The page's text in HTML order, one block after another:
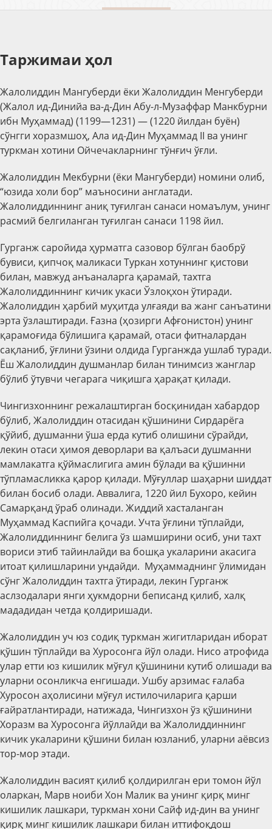
Таржимаи ҳол
Жалолиддин Мангуберди ёки Жалолиддин Менгуберди
(Жалол ид-Динийа ва-д-Дин Абу-л-Музаффар Манкбурни
ибн Муҳаммад) (1199—1231) — (1220 йилдан буён)
сўнгги хоразмшоҳ, Ала ид-Дин Муҳаммад II ва унинг
туркман хотини Ойчечакларнинг тўнғич ўғли.
Жалолиддин Мекбурни (ёки Мангуберди) номини олиб,
“юзида холи бор” маъносини англатади.
Жалолиддиннинг аниқ туғилган санаси номаълум, унинг
расмий белгиланган туғилган санаси 1198 йил.
Гурганж саройида ҳурматга сазовор бўлган баобрў
бувиси, қипчоқ маликаси Туркан хотуннинг қистови
билан, мавжуд анъаналарга қарамай, тахтга
Жалолиддиннинг кичик укаси Ўзлоқхон ўтиради.
Жалолиддин ҳарбий муҳитда улғаяди ва жанг санъатини
эрта ўзлаштиради. Ғазна (ҳозирги Афғонистон) унинг
қарамоғида бўлишига қарамай, отаси фитналардан
сақланиб, ўғлини ўзини олдида Гурганжда ушлаб туради.
Ёш Жалолиддин душманлар билан тинимсиз жанглар
бўлиб ўтувчи чегарага чиқишга ҳарақат қилади.
Чингизхоннинг режалаштирган босқинидан хабардор
бўлиб, Жалолиддин отасидан қўшинини Сирдарёга
қўйиб, душманни ўша ерда кутиб олишини сўрайди,
лекин отаси ҳимоя деворлари ва қалъаси душманни
мамлакатга қўймаслигига амин бўлади ва қўшинни
тўпламасликка қарор қилади. Мўғуллар шаҳарни шиддат
билан босиб олади. Аввалига, 1220 йил Бухоро, кейин
Самарқанд ўраб олинади. Жиддий хасталанган
Муҳаммад Каспийга қочади. Учта ўғлини тўплайди,
Жалолиддиннинг белига ўз шамширини осиб, уни тахт
вориси этиб тайинлайди ва бошқа укаларини акасига
итоат қилишларини ундайди. Муҳаммаднинг ўлимидан
сўнг Жалолиддин тахтга ўтиради, лекин Гурганж
аслзодалари янги ҳукмдорни беписанд қилиб, халқ
мададидан четда қолдиришади.
Жалолиддин уч юз содиқ туркман жигитларидан иборат
қўшин тўплайди ва Хуросонга йўл олади. Нисо атрофида
улар етти юз кишилик мўғул қўшинини кутиб олишади ва
уларни осонликча енгишади. Ушбу арзимас ғалаба
Хуросон аҳолисини мўғул истилочиларига қарши
ғайратлантиради, натижада, Чингизхон ўз қўшинини
Хоразм ва Хуросонга йўллайди ва Жалолиддиннинг
кичик укаларини қўшини билан юзланиб, уларни аёвсиз
тор-мор этади.
Жалолиддин васият қилиб қолдирилган ери томон йўл
оларкан, Марв ноиби Хон Малик ва унинг қирқ минг
кишилик лашкари, туркман хони Сайф ид-дин ва унинг
қирқ минг кишилик лашкари билан иттифоқдош